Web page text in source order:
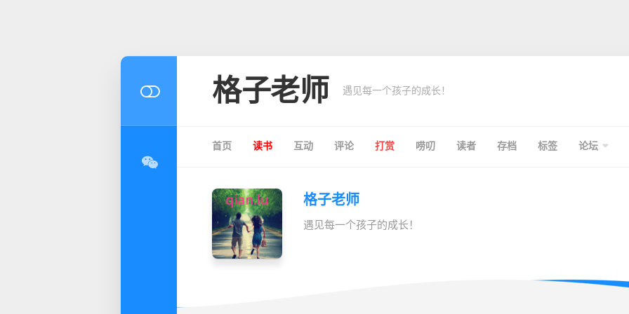
格子老师 遇见每一个孩子的成长！
首页 读书 互动 评论 打赏 唠叨 读者 存档 标签 论坛
格子老师
遇见每一个孩子的成长！